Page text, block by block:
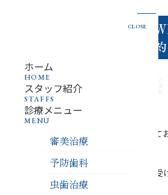
約
ホーム
HOME
スタッフ紹介
STAFFS
診療メニュー
MENU
審美治療
予防歯科
虫歯治療
CLOSE
料金はすべて税込み表記となって
当院では、患者様にご安心して治療を受
う、治療費を明確に提示しております。